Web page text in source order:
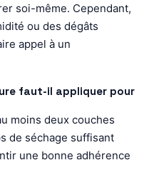
soi-même. Cependant,
ou des dégâts
appel à un
faut-il appliquer pour
moins deux couches
de séchage suffisant
une bonne adhérence